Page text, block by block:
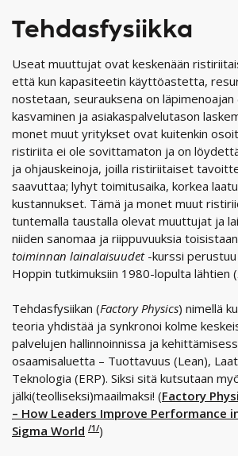
Tehdasfysiikka
Useat muuttujat ovat keskenään
että kun kapasiteetin käyttöastetta,
nostetaan, seurauksena on läpimenoajan
kasvaminen ja asiakaspalvelutason
monet muut yritykset ovat kuitenkin
ristiriita ei ole sovittamaton ja on
ja ohjauskeinoja, joilla ristiriitaiset
saavuttaa; lyhyt toimitusaika, korkea
kustannukset. Tämä ja monet muut
tuntemalla taustalla olevat muuttujat ja
niiden sanomaa ja riippuvuuksia
toiminnan lainalaisuudet-kurssi perustuu
Hoppin tutkimuksiin 1980-lopulta lähtien (
Tehdasfysiikan (Factory Physics) nimellä
teoria yhdistää ja synkronoi kolme
palvelujen hallinnoinnissa ja
osaamisaluetta – Tuottavuus (Lean),
Teknologia (ERP). Siksi sitä kutsutaan
jälki(teolliseksi)maailmaksi! (Factory
– How Leaders Improve Performance
Sigma World /1/)